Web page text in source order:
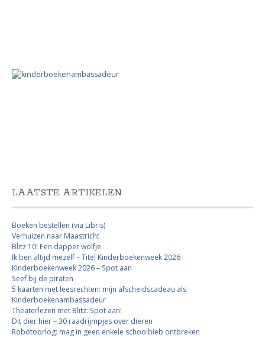
LAATSTE ARTIKELEN
Boeken bestellen (via Libris)
Verhuizen naar Maastricht
Blitz 10! Een dapper wolfje
Ik ben altijd mezelf – Titel Kinderboekenweek 2026
Kinderboekenweek 2026 – Spot aan
Seef bij de piraten
5 kaarten met leesrechten: mijn afscheidscadeau als
Kinderboekenambassadeur
Theaterlezen met Blitz: Spot aan!
Dit dier hier – 30 raadrijmpjes over dieren
Robotoorlog: mag in geen enkele schoolbieb ontbreken